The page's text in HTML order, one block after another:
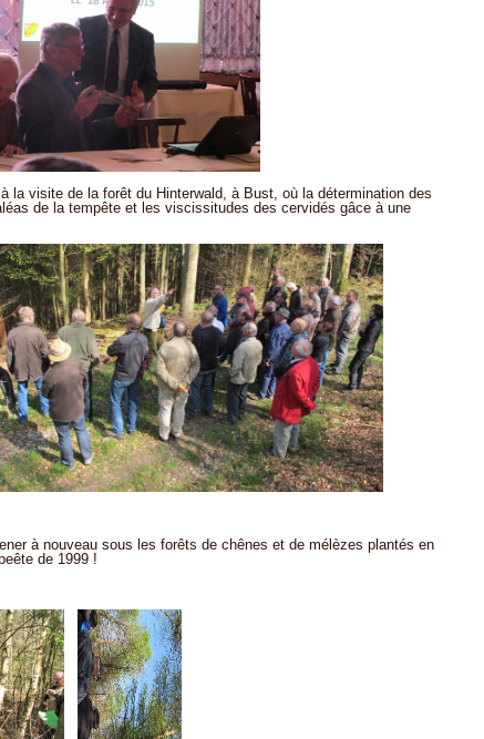
la visite de la forêt du Hinterwald, à Bust, où la détermination des
de la tempête et les viscissitudes des cervidés gâce à une
à nouveau sous les forêts de chênes et de mélèzes plantés en
de 1999 !